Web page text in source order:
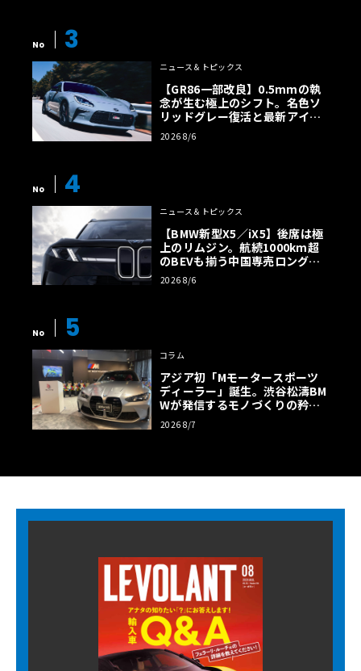
No 3
ニュース＆トピックス
【GR86一部改良】0.5mmの執
念が生む極上のシフト。名色ソ
リッドグレー復活と最新アイサ
イトでFRの極みへ
2026 8/6
No 4
ニュース＆トピックス
【BMW新型X5／iX5】後席は極
上のリムジン。航続1000km超
のBEVも揃う中国専売ロング仕
様の全貌
2026 8/6
No 5
コラム
アジア初「Mモータースポーツ
ディーラー」誕生。渋谷松濤BM
Wが発信するモノづくりの矜持
【木下隆之コラム】
2026 8/7